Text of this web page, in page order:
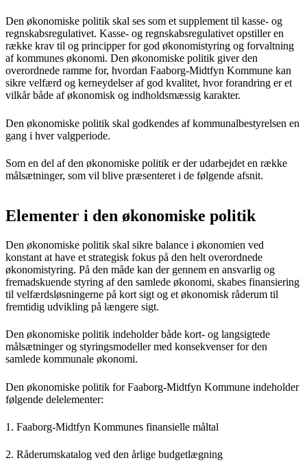
Den økonomiske politik skal ses som et supplement til kasse- og
regnskabsregulativet. Kasse- og regnskabsregulativet opstiller en
række krav til og principper for god økonomistyring og forvaltning
af kommunes økonomi. Den økonomiske politik giver den
overordnede ramme for, hvordan Faaborg-Midtfyn Kommune kan
sikre velfærd og kerneydelser af god kvalitet, hvor forandring er et
vilkår både af økonomisk og indholdsmæssig karakter.
Den økonomiske politik skal godkendes af kommunalbestyrelsen en
gang i hver valgperiode.
Som en del af den økonomiske politik er der udarbejdet en række
målsætninger, som vil blive præsenteret i de følgende afsnit.
Elementer i den økonomiske politik
Den økonomiske politik skal sikre balance i økonomien ved
konstant at have et strategisk fokus på den helt overordnede
økonomistyring. På den måde kan der gennem en ansvarlig og
fremadskuende styring af den samlede økonomi, skabes finansiering
til velfærdsløsningerne på kort sigt og et økonomisk råderum til
fremtidig udvikling på længere sigt.
Den økonomiske politik indeholder både kort- og langsigtede
målsætninger og styringsmodeller med konsekvenser for den
samlede kommunale økonomi.
Den økonomiske politik for Faaborg-Midtfyn Kommune indeholder
følgende delelementer:
1. Faaborg-Midtfyn Kommunes finansielle måltal
2. Råderumskatalog ved den årlige budgetlægning